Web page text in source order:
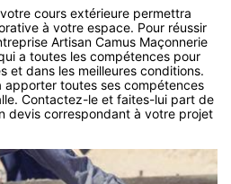
cours extérieure permettra
à votre espace. Pour réussir
Artisan Camus Maçonnerie
a toutes les compétences pour
et dans les meilleures conditions.
apporter toutes ses compétences
Contactez-le et faites-lui part de
devis correspondant à votre projet